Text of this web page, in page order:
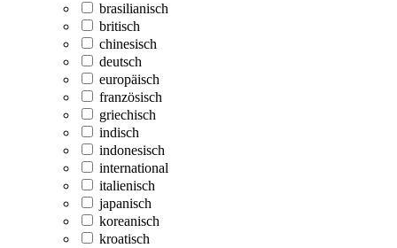
brasilianisch
britisch
chinesisch
deutsch
europäisch
französisch
griechisch
indisch
indonesisch
international
italienisch
japanisch
koreanisch
kroatisch